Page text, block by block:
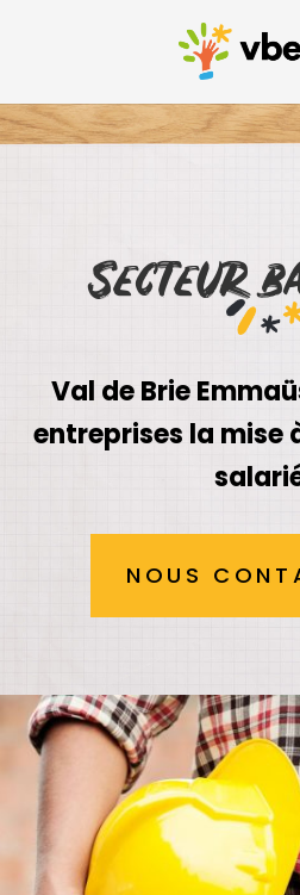
Secteur
Val de Brie
entreprises la mise
NOUS